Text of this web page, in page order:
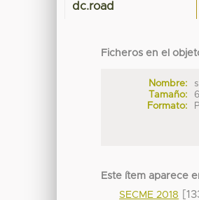
dc.road
Ficheros en el
Nombre:
Tamaño:
Formato:
Este ítem aparece
SECME 2018